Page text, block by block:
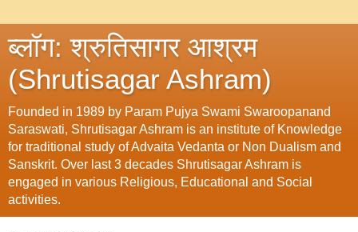
ब्लॉग: श्रुतिसागर आश्रम
(Shrutisagar Ashram)
Founded in 1989 by Param Pujya Swami Swaroopanand
Saraswati, Shrutisagar Ashram is an institute of Knowledge
for traditional study of Advaita Vedanta or Non Dualism and
Sanskrit. Over last 3 decades Shrutisagar Ashram is
engaged in various Religious, Educational and Social
activities.